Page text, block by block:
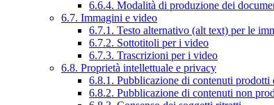
6.6.4. Modalità di produzione dei
6.7. Immagini e video
6.7.1. Testo alternativo (alt text) per le
6.7.2. Sottotitoli per i video
6.7.3. Trascrizioni per i video
6.8. Proprietà intellettuale e privacy
6.8.1. Pubblicazione di contenuti
6.8.2. Pubblicazione di contenuti non